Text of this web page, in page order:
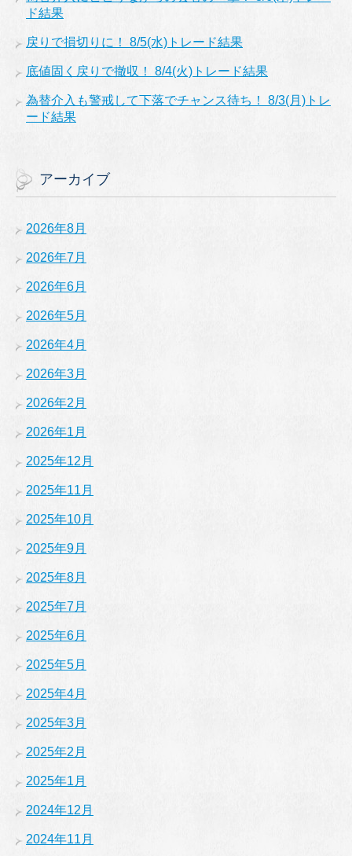
ド結果
戻りで損切りに！ 8/5(水)トレード結果
底値固く戻りで撤収！ 8/4(火)トレード結果
為替介入も警戒して下落でチャンス待ち！ 8/3(月)トレ
ード結果
アーカイブ
2026年8月
2026年7月
2026年6月
2026年5月
2026年4月
2026年3月
2026年2月
2026年1月
2025年12月
2025年11月
2025年10月
2025年9月
2025年8月
2025年7月
2025年6月
2025年5月
2025年4月
2025年3月
2025年2月
2025年1月
2024年12月
2024年11月